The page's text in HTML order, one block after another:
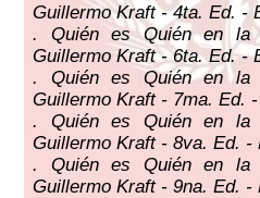
Guillermo Kraft - 4ta. Ed. -
. Quién es Quién en la
Guillermo Kraft - 6ta. Ed. -
. Quién es Quién en la
Guillermo Kraft - 7ma. Ed.
. Quién es Quién en la
Guillermo Kraft - 8va. Ed. -
. Quién es Quién en la
Guillermo Kraft - 9na. Ed. -